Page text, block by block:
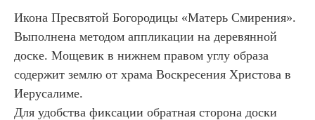
Икона Пресвятой Богородицы «Матерь Смирения».
Выполнена методом аппликации на деревянной
доске. Мощевик в нижнем правом углу образа
содержит землю от храма Воскресения Христова в
Иерусалиме.
Для удобства фиксации обратная сторона доски